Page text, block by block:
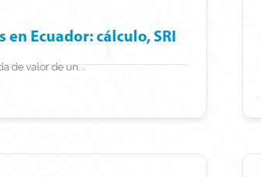
Ecuador: cálculo, SRI
de valor de un...